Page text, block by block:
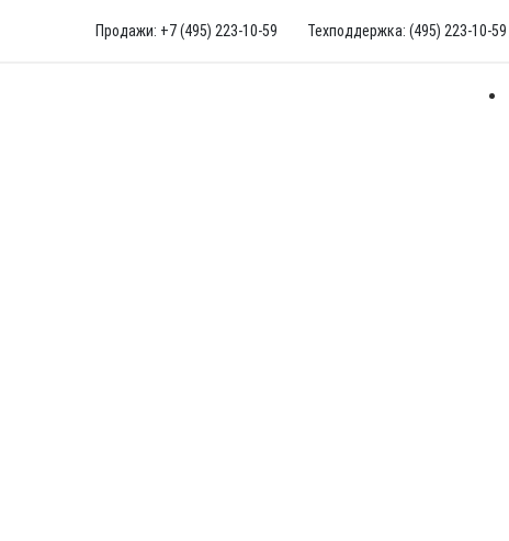
Продажи: +7 (495) 223-10-59 Техподдержка: (495) 223-10-59